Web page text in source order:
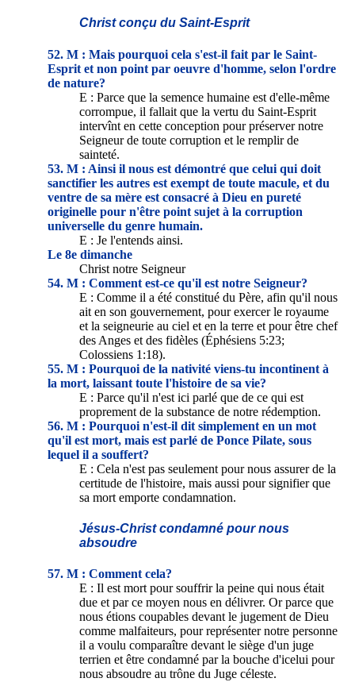
Christ conçu du Saint-Esprit
52. M : Mais pourquoi cela s'est-il fait par le Saint-
Esprit et non point par oeuvre d'homme, selon l'ordre
de nature?
E : Parce que la semence humaine est d'elle-même
corrompue, il fallait que la vertu du Saint-Esprit
intervînt en cette conception pour préserver notre
Seigneur de toute corruption et le remplir de
sainteté.
53. M : Ainsi il nous est démontré que celui qui doit
sanctifier les autres est exempt de toute macule, et du
ventre de sa mère est consacré à Dieu en pureté
originelle pour n'être point sujet à la corruption
universelle du genre humain.
E : Je l'entends ainsi.
Le 8e dimanche
Christ notre Seigneur
54. M : Comment est-ce qu'il est notre Seigneur?
E : Comme il a été constitué du Père, afin qu'il nous
ait en son gouvernement, pour exercer le royaume
et la seigneurie au ciel et en la terre et pour être chef
des Anges et des fidèles (Éphésiens 5:23;
Colossiens 1:18).
55. M : Pourquoi de la nativité viens-tu incontinent à
la mort, laissant toute l'histoire de sa vie?
E : Parce qu'il n'est ici parlé que de ce qui est
proprement de la substance de notre rédemption.
56. M : Pourquoi n'est-il dit simplement en un mot
qu'il est mort, mais est parlé de Ponce Pilate, sous
lequel il a souffert?
E : Cela n'est pas seulement pour nous assurer de la
certitude de l'histoire, mais aussi pour signifier que
sa mort emporte condamnation.
Jésus-Christ condamné pour nous
absoudre
57. M : Comment cela?
E : Il est mort pour souffrir la peine qui nous était
due et par ce moyen nous en délivrer. Or parce que
nous étions coupables devant le jugement de Dieu
comme malfaiteurs, pour représenter notre personne
il a voulu comparaître devant le siège d'un juge
terrien et être condamné par la bouche d'icelui pour
nous absoudre au trône du Juge céleste.